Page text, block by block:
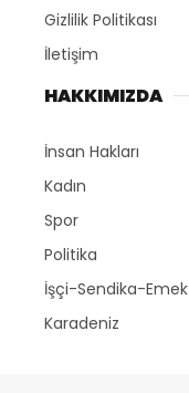
Gizlilik Politikası
İletişim
HAKKIMIZDA
İnsan Hakları
Kadın
Spor
Politika
İşçi-Sendika-Emek
Karadeniz